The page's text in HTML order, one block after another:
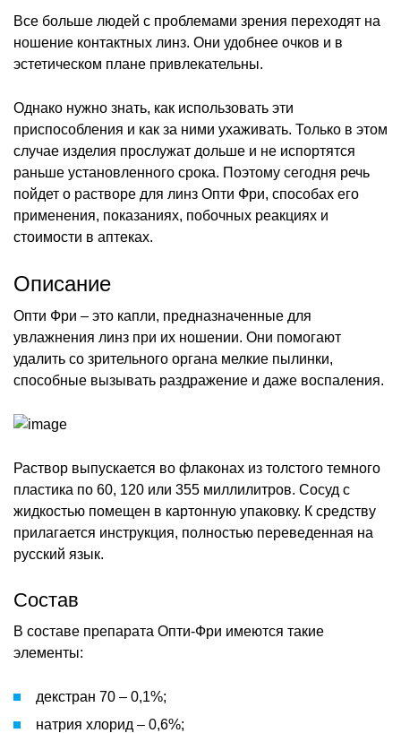
Все больше людей с проблемами зрения переходят на
ношение контактных линз. Они удобнее очков и в
эстетическом плане привлекательны.
Однако нужно знать, как использовать эти
приспособления и как за ними ухаживать. Только в этом
случае изделия прослужат дольше и не испортятся
раньше установленного срока. Поэтому сегодня речь
пойдет о растворе для линз Опти Фри, способах его
применения, показаниях, побочных реакциях и
стоимости в аптеках.
Описание
Опти Фри – это капли, предназначенные для
увлажнения линз при их ношении. Они помогают
удалить со зрительного органа мелкие пылинки,
способные вызывать раздражение и даже воспаления.
Раствор выпускается во флаконах из толстого темного
пластика по 60, 120 или 355 миллилитров. Сосуд с
жидкостью помещен в картонную упаковку. К средству
прилагается инструкция, полностью переведенная на
русский язык.
Состав
В составе препарата Опти-Фри имеются такие
элементы:
декстран 70 – 0,1%;
натрия хлорид – 0,6%;